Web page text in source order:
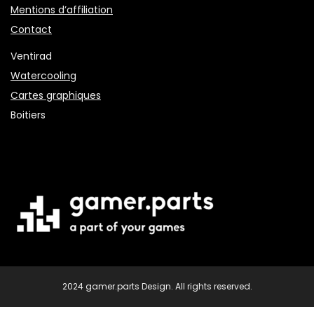
Mentions d’affiliation
Contact
Ventirad
Watercooling
Cartes graphiques
Boitiers
2024 gamer.parts Design. All rights reserved.